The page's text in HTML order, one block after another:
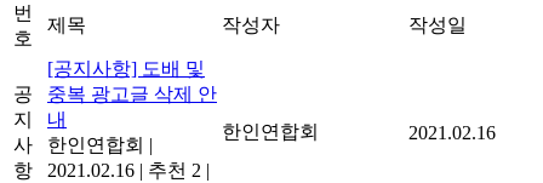
번
호
제목 작성자 작성일
공
지
사
항
[공지사항] 도배 및
중복 광고글 삭제 안
내
한인연합회 |
2021.02.16 | 추천 2 |
한인연합회 2021.02.16